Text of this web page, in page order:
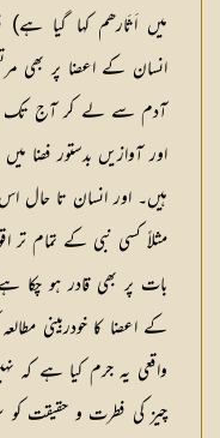
میں اَثَارھم کہا گیا
انسان کے اعضا پر بھی
آدم سے لے کر آج تک
اور آوازیں بدستور فضا
ہیں۔ اور انسان تا حال
مثلاً کسی نبی کے تمام
بات پر بھی قادر ہو چکا
کے اعضا کا خودربینی
واقعی یہ جرم کیا ہے کہ
چیز کی فطرت و حقیقت